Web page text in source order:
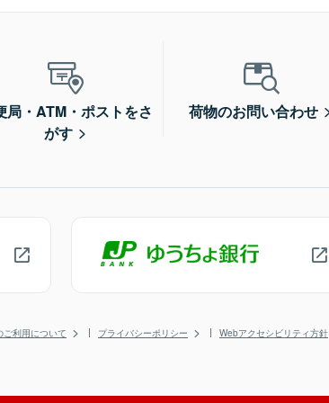
局・ATM・ポストをさ
がす
荷物のお問い合わせ
ご利用について プライバシーポリシー Webアクセシビリティ方針